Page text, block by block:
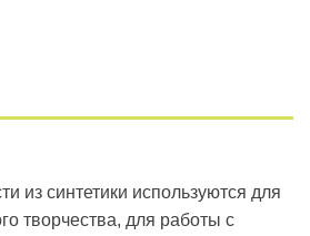
из синтетики используются для
творчества, для работы с